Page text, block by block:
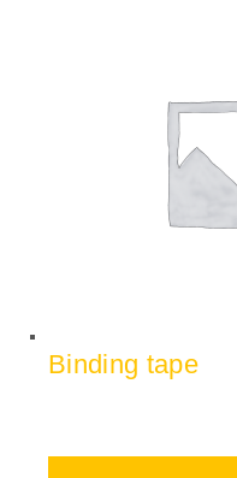
Binding tape